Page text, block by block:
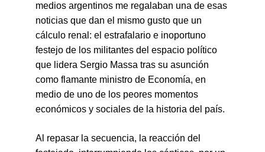
medios argentinos me regalaban una de esas
noticias que dan el mismo gusto que un
cálculo renal: el estrafalario e inoportuno
festejo de los militantes del espacio político
que lidera Sergio Massa tras su asunción
como flamante ministro de Economía, en
medio de uno de los peores momentos
económicos y sociales de la historia del país.
Al repasar la secuencia, la reacción del